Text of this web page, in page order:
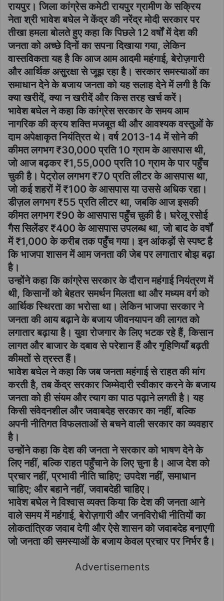
रायपुर। जिला कांग्रेस कमेटी रायपुर ग्रामीण के सक्रिय
नेता श्री भावेश बघेल ने केंद्र की नरेंद्र मोदी सरकार पर
तीखा हमला बोलते हुए कहा कि पिछले 12 वर्षों में देश की
जनता को अच्छे दिनों का सपना दिखाया गया, लेकिन
वास्तविकता यह है कि आज आम आदमी महंगाई, बेरोज़गारी
और आर्थिक असुरक्षा से जूझ रहा है। सरकार समस्याओं का
समाधान देने के बजाय जनता को यह सलाह देने में लगी है कि
क्या खरीदें, क्या न खरीदें और किस तरह खर्च करें।
भावेश बघेल ने कहा कि कांग्रेस सरकार के समय आम
नागरिक की क्रय शक्ति मजबूत थी और आवश्यक वस्तुओं के
दाम अपेक्षाकृत नियंत्रित थे। वर्ष 2013-14 में सोने की
कीमत लगभग ₹30,000 प्रति 10 ग्राम के आसपास थी,
जो आज बढ़कर ₹1,55,000 प्रति 10 ग्राम के पार पहुँच
चुकी है। पेट्रोल लगभग ₹70 प्रति लीटर के आसपास था,
जो कई शहरों में ₹100 के आसपास या उससे अधिक रहा।
डीज़ल लगभग ₹55 प्रति लीटर था, जबकि आज इसकी
कीमत लगभग ₹90 के आसपास पहुँच चुकी है। घरेलू रसोई
गैस सिलेंडर ₹400 के आसपास उपलब्ध था, जो बाद के वर्षों
में ₹1,000 के करीब तक पहुँच गया। इन आंकड़ों से स्पष्ट है
कि भाजपा शासन में आम जनता की जेब पर लगातार बोझ बढ़ा
है।
उन्होंने कहा कि कांग्रेस सरकार के दौरान महंगाई नियंत्रण में
थी, किसानों को बेहतर समर्थन मिलता था और मध्यम वर्ग को
आर्थिक स्थिरता का भरोसा था। लेकिन भाजपा सरकार ने
जनता की आय बढ़ाने के बजाय जीवनयापन की लागत को
लगातार बढ़ाया है। युवा रोजगार के लिए भटक रहे हैं, किसान
लागत और बाजार के दबाव से परेशान हैं और गृहिणियाँ बढ़ती
कीमतों से त्रस्त हैं।
भावेश बघेल ने कहा कि जब जनता महंगाई से राहत की मांग
करती है, तब केंद्र सरकार जिम्मेदारी स्वीकार करने के बजाय
जनता को ही संयम और त्याग का पाठ पढ़ाने लगती है। यह
किसी संवेदनशील और जवाबदेह सरकार का नहीं, बल्कि
अपनी नीतिगत विफलताओं से बचने वाली सरकार का व्यवहार
है।
उन्होंने कहा कि देश की जनता ने सरकार को भाषण देने के
लिए नहीं, बल्कि राहत पहुँचाने के लिए चुना है। आज देश को
प्रचार नहीं, प्रभावी नीति चाहिए; उपदेश नहीं, समाधान
चाहिए; और बहाने नहीं, जवाबदेही चाहिए।
भावेश बघेल ने विश्वास व्यक्त किया कि देश की जनता आने
वाले समय में महंगाई, बेरोज़गारी और जनविरोधी नीतियों का
लोकतांत्रिक जवाब देगी और ऐसे शासन को जवाबदेह बनाएगी
जो जनता की समस्याओं के बजाय केवल प्रचार पर निर्भर है।
Advertisements